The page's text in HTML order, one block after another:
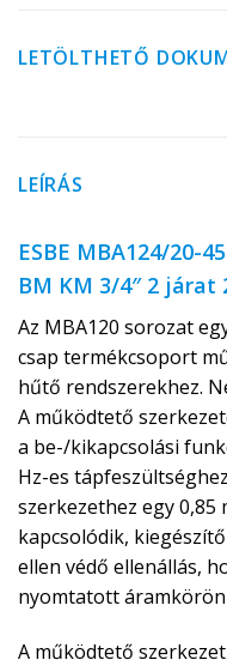
LETÖLTHETŐ
LEÍRÁS
ESBE MBA124/20-
BM KM 3/4″ 2 járat
Az MBA120 sorozat
csap termékcsoport
hűtő rendszerekhez.
A működtető
a be-/kikapcsolási
Hz-es
szerkezethez egy 0,85
kapcsolódik,
ellen védő ellenállás,
nyomtatott
A működtető